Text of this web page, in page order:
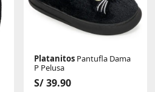
Platanitos Pantufla Dama
P Pelusa
S/ 39.90